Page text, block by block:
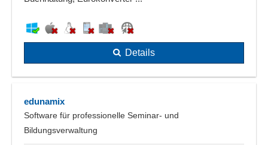
Details
edunamix
Software für professionelle Seminar- und
Bildungsverwaltung